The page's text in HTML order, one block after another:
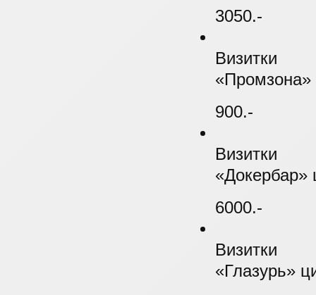
3050.-
Визитки
«Промзона»
900.-
Визитки
«Докербар»
6000.-
Визитки
«Глазурь»